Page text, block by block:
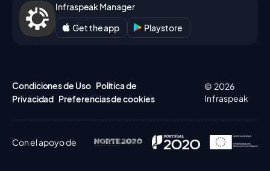
Infraspeak Manager
Get the app
Playstore
Condiciones de Uso Politica de
Privacidad Preferencias de cookies
© 2026
Infraspeak
Con el apoyo de